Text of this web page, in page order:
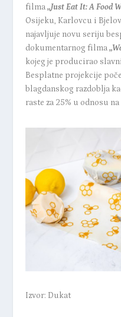
filma„Just Eat It: A Food
Osijeku, Karlovcu i
najavljuje novu seriju
dokumentarnog filma
kojeg je producirao
Besplatne projekcije
blagdanskog razdoblja
raste za 25% u odnosu
Izvor: Dukat